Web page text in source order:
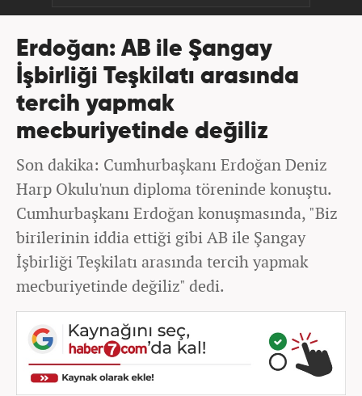
Erdoğan: AB ile Şangay
İşbirliği Teşkilatı arasında
tercih yapmak
mecburiyetinde değiliz
Son dakika: Cumhurbaşkanı Erdoğan Deniz
Harp Okulu'nun diploma töreninde konuştu.
Cumhurbaşkanı Erdoğan konuşmasında, "Biz
birilerinin iddia ettiği gibi AB ile Şangay
İşbirliği Teşkilatı arasında tercih yapmak
mecburiyetinde değiliz" dedi.